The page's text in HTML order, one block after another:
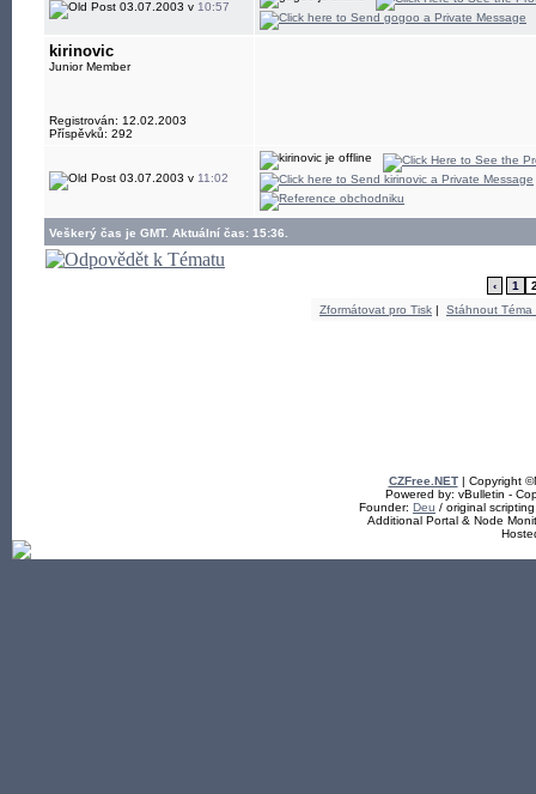
03.07.2003 v 10:57
kirinovic
Junior Member
Registrován: 12.02.2003
Příspěvků: 292
03.07.2003 v 11:02
Veškerý čas je GMT. Aktuální čas: 15:36.
‹ 1
Zformátovat pro Tisk | Stáhnout Téma
CZFree.NET| Copyright
Powered by: vBulletin -
Founder: Deu / original
Additional Portal & Node